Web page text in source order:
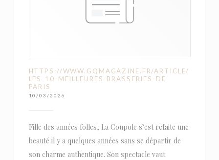
HTTPS://WWW.GQMAGAZINE.FR/ARTICLE/
LES-10-MEILLEURES-BRASSERIES-DE-
PARIS
10/03/2026
Fille des années folles, La Coupole s’est refaite une
beauté il y a quelques années sans se départir de
son charme authentique. Son spectacle vaut